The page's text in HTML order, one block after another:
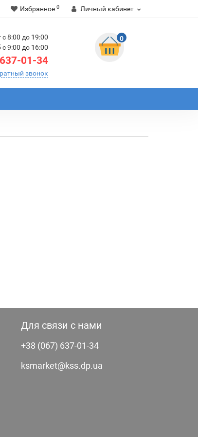
Избранное 0 Личный кабинет
с 8:00 до 19:00
с 9:00 до 16:00
637-01-34
звонок
0
Для связи с нами
+38 (067) 637-01-34
ksmarket@kss.dp.ua